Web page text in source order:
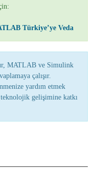
Türkiye’ye Veda
MATLAB ve Simulink
çalışır.
yardım etmek
gelişimine katkı